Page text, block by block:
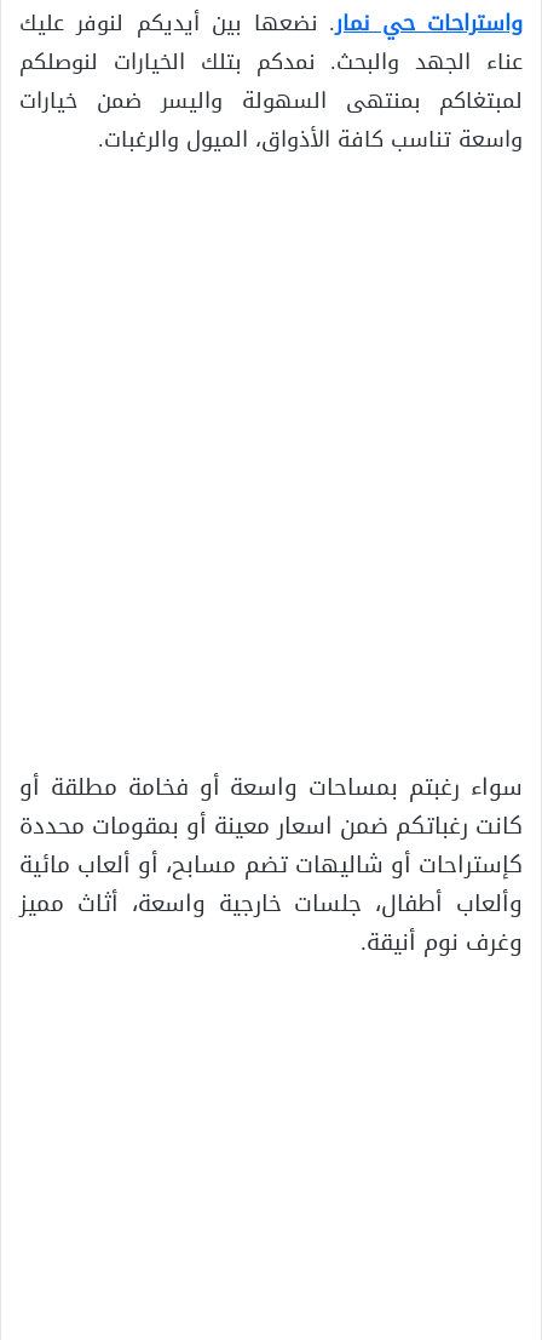
واستراحات حي نمار. نضعها بين أيديكم لنوفر عليك
عناء الجهد والبحث. نمدكم بتلك الخيارات لنوصلكم
لمبتغاكم بمنتهى السهولة واليسر ضمن خيارات
واسعة تناسب كافة الأذواق، الميول والرغبات.
سواء رغبتم بمساحات واسعة أو فخامة مطلقة أو
كانت رغباتكم ضمن اسعار معينة أو بمقومات محددة
كإستراحات أو شاليهات تضم مسابح، أو ألعاب مائية
وألعاب أطفال، جلسات خارجية واسعة، أثاث مميز
وغرف نوم أنيقة.